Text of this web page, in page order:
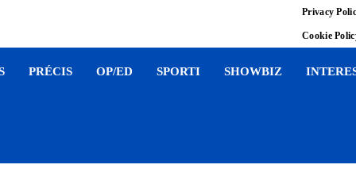
Privacy
Cookie
PRÉCIS OP/ED SPORTI SHOWBIZ